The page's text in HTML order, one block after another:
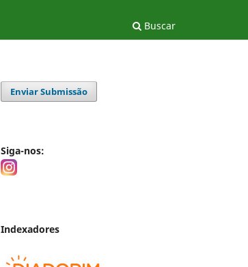
Buscar
Enviar Submissão
Siga-nos:
Indexadores